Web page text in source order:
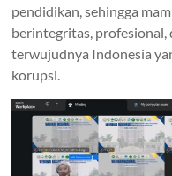
pendidikan, sehingga
berintegritas, profesional,
terwujudnya Indonesia
korupsi.